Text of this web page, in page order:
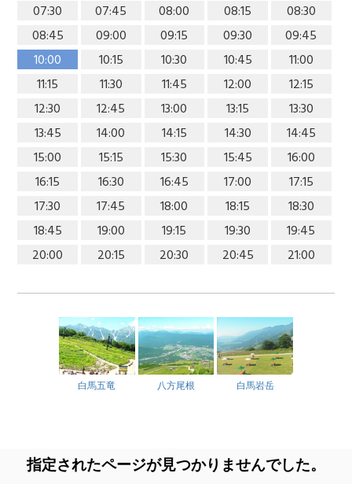
07:30
07:45 08:00 08:15
08:30
08:45
09:00 09:15 09:30
09:45
10:00
10:15 10:30 10:45
11:00
11:15
11:30 11:45 12:00
12:15
12:30
12:45 13:00 13:15
13:30
13:45
14:00 14:15 14:30
14:45
15:00
15:15 15:30 15:45
16:00
16:15
16:30 16:45 17:00
17:15
17:30
17:45 18:00 18:15
18:30
18:45
19:00 19:15 19:30
19:45
20:00
20:15 20:30 20:45 21:00
白馬五竜 八方尾根 白馬岩岳